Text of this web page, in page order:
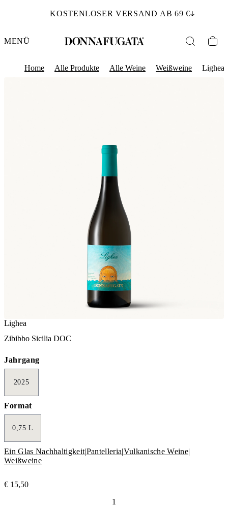
KOSTENLOSER VERSAND AB 69 €
MENÜ
Home Alle Produkte Alle Weine Weißweine Lighea
Lighea
Zibibbo Sicilia DOC
Jahrgang
2025
Format
0,75 L
Ein Glas Nachhaltigkeit|Pantelleria|Vulkanische Weine|
Weißweine
€ 15,50